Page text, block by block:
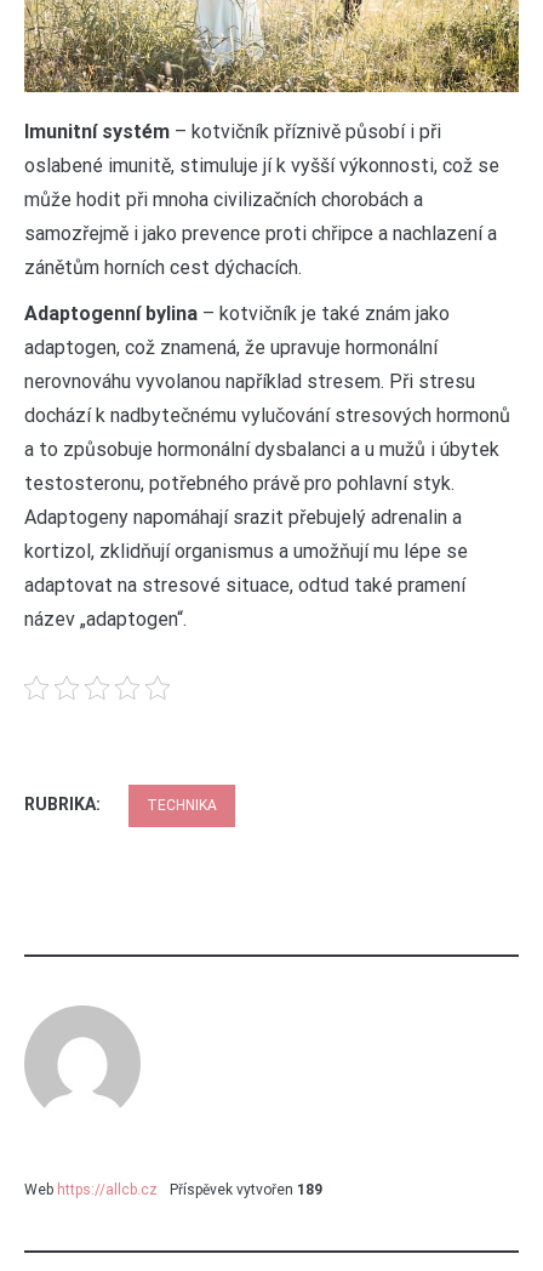
Imunitní systém – kotvičník příznivě působí i při
oslabené imunitě, stimuluje jí k vyšší výkonnosti, což se
může hodit při mnoha civilizačních chorobách a
samozřejmě i jako prevence proti chřipce a nachlazení a
zánětům horních cest dýchacích.
Adaptogenní bylina – kotvičník je také znám jako
adaptogen, což znamená, že upravuje hormonální
nerovnováhu vyvolanou například stresem. Při stresu
dochází k nadbytečnému vylučování stresových hormonů
a to způsobuje hormonální dysbalanci a u mužů i úbytek
testosteronu, potřebného právě pro pohlavní styk.
Adaptogeny napomáhají srazit přebujelý adrenalin a
kortizol, zklidňují organismus a umožňují mu lépe se
adaptovat na stresové situace, odtud také pramení
název „adaptogen“.
RUBRIKA: TECHNIKA
Web https://allcb.cz Příspěvek vytvořen 189